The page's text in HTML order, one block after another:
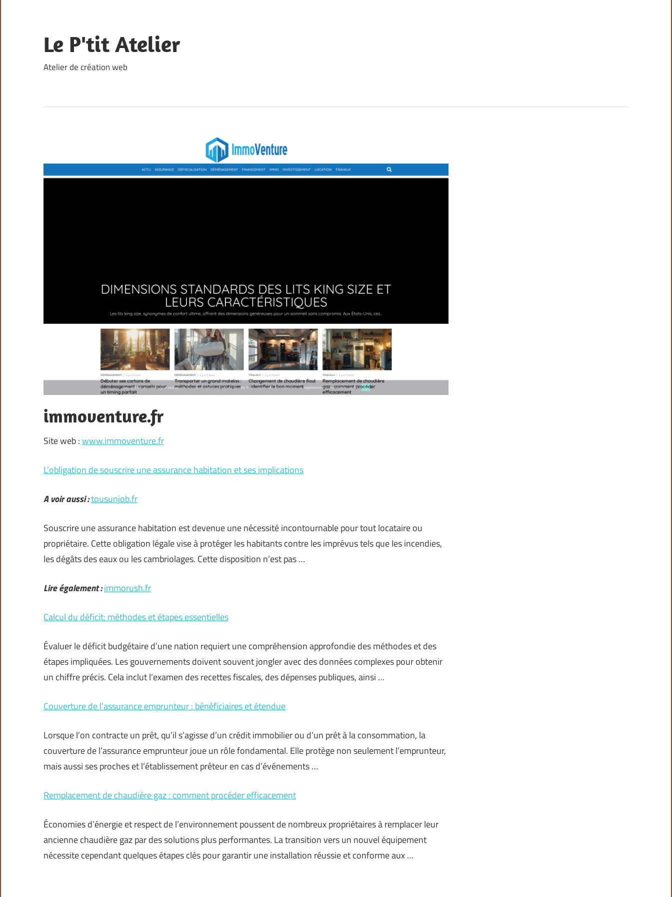
content
Le P'tit Atelier
Atelier de création web
immoventure.fr
Site web :www.immoventure.fr
L’obligation de souscrire une assurance habitation et ses implications
A voir aussi :tousunjob.fr
Souscrire une assurance habitation est devenue une nécessité incontournable pour tout locataire ou
propriétaire. Cette obligation légale vise à protéger les habitants contre les imprévus tels que les incendies,
les dégâts des eaux ou les cambriolages. Cette disposition n’est pas …
Lire également :immorush.fr
Calcul du déficit: méthodes et étapes essentielles
Évaluer le déficit budgétaire d’une nation requiert une compréhension approfondie des méthodes et des
étapes impliquées. Les gouvernements doivent souvent jongler avec des données complexes pour obtenir
un chiffre précis. Cela inclut l’examen des recettes fiscales, des dépenses publiques, ainsi …
Couverture de l’assurance emprunteur : bénéficiaires et étendue
Lorsque l’on contracte un prêt, qu’il s’agisse d’un crédit immobilier ou d’un prêt à la consommation, la
couverture de l’assurance emprunteur joue un rôle fondamental. Elle protège non seulement l’emprunteur,
mais aussi ses proches et l’établissement prêteur en cas d’événements …
Remplacement de chaudière gaz : comment procéder efficacement
Économies d’énergie et respect de l’environnement poussent de nombreux propriétaires à remplacer leur
ancienne chaudière gaz par des solutions plus performantes. La transition vers un nouvel équipement
nécessite cependant quelques étapes clés pour garantir une installation réussie et conforme aux …